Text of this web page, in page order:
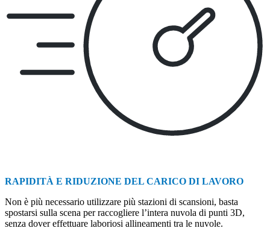
RAPIDITÀ E RIDUZIONE DEL CARICO DI LAVORO
Non è più necessario utilizzare più stazioni di scansioni, basta
spostarsi sulla scena per raccogliere l’intera nuvola di punti 3D,
senza dover effettuare laboriosi allineamenti tra le nuvole.